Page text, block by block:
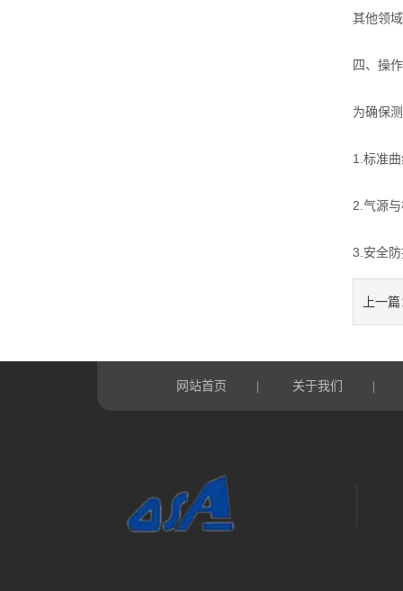
其他领
四、操
为确保
1.标准
2.气源
3.安全
上一
网站首页 关于我们